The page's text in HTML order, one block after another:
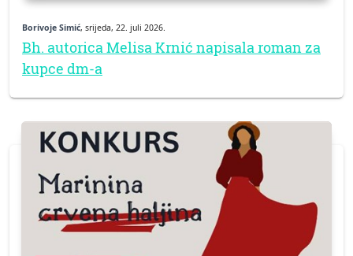
Borivoje Simić, srijeda, 22. juli 2026.
Bh. autorica Melisa Krnić napisala roman za
kupce dm-a